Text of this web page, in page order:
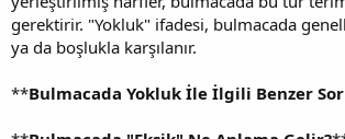
gerektirir. "Yokluk" ifadesi, bulmacada
ya da boşlukla karşılanır.
**Bulmacada Yokluk İle İlgili Benzer